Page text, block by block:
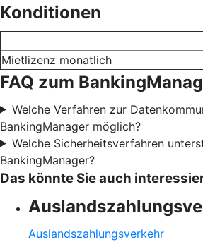
Konditionen
Mietlizenz monatlich
FAQ zum
Welche Verfahren zur
BankingManager möglich?
Welche Sicherheitsverfahren
BankingManager?
Das könnte Sie auch
Auslandszahlungsverkehr